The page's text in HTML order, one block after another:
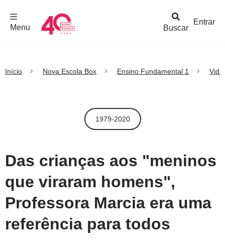
Buscar
Menu
Entrar
Início Nova Escola Box Ensino Fundamental 1
1979-2020
Das crianças aos "meninos
que viraram homens",
Professora Marcia era uma
referência para todos